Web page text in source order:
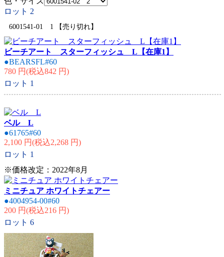
ロット 2
6001541-01 1 【売り切れ】
ビーチアート スターフィッシュ L【在庫1】
●BEARSFL#60
780 円(税込842 円)
ロット 1
ベル L
●61765#60
2,100 円(税込2,268 円)
ロット 1
※価格改定：2022年8月
ミニチュア ホワイトチェアー
●4004954-00#60
200 円(税込216 円)
ロット 6